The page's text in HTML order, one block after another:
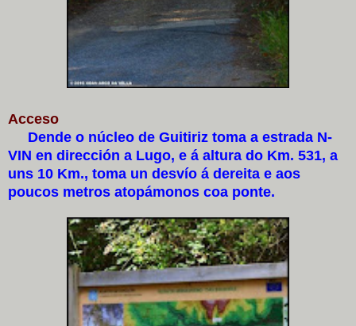
Acceso
Dende o núcleo de Guitiriz toma a estrada N-
VIN en dirección a Lugo, e á altura do Km. 531, a
uns 10 Km., toma un desvío á dereita e aos
poucos metros atopámonos coa ponte.